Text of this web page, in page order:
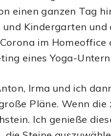
einen ganzen Tag
Kindergarten
im
eines Yoga-
Irma und ich
Pläne. Wenn
Ich genieße